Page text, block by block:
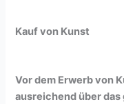
Kauf von Kunst
Vor dem Erwerb von
ausreichend über